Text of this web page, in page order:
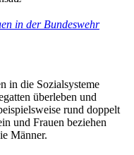
in der Bundeswehr
in die Sozialsysteme
überleben und
rund doppelt
und Frauen beziehen
Männer.